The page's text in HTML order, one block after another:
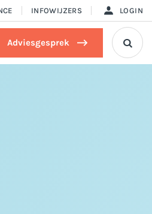
INFOWIJZERS LOGIN
Adviesgesprek 